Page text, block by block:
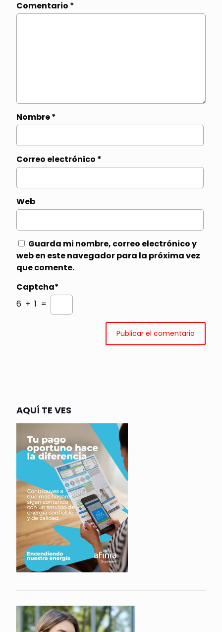
Comentario *
Nombre*
Correo electrónico *
Web
Guarda mi nombre, correo electrónico y
web en este navegador para la próxima vez
que comente.
Captcha*
6 + 1 =
AQUÍ TE VES